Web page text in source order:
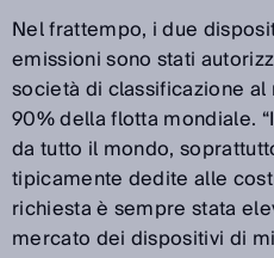
Nel frattempo, i due
emissioni sono stati
società di classificazione
90% della flotta mondiale.
da tutto il mondo,
tipicamente dedite alle
richiesta è sempre stata
mercato dei dispositivi di